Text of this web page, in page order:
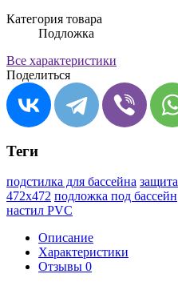
Категория товара
Подложка
Все характеристики
Поделиться
Теги
подстилка для бассейна
472х472 подложка под бассейн
настил PVC
Описание
Характеристики
Отзывы 0